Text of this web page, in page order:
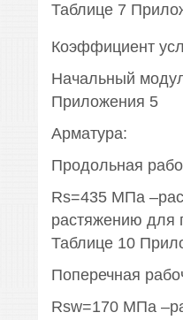
Таблице 7
Коэффициент
Начальный
Приложения 5
Арматура:
Продольная
Rs=435 МПа
растяжению для
Таблице 10
Поперечная
Rsw=170 МПа